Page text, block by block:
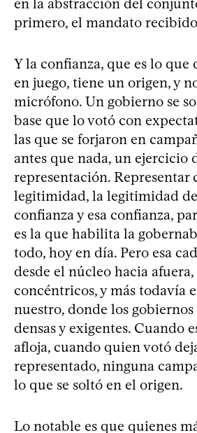
en la abstracción del
primero, el mandato
Y la confianza, que es lo que
en juego, tiene un origen, y
micrófono. Un gobierno se
base que lo votó con
las que se forjaron en
antes que nada, un ejercicio
representación. Representar
legitimidad, la legitimidad
confianza y esa confianza,
es la que habilita la
todo, hoy en día. Pero esa
desde el núcleo hacia
concéntricos, y más todavía
nuestro, donde los gobiernos
densas y exigentes. Cuando
afloja, cuando quien votó
representado, ninguna
lo que se soltó en el origen.
Lo notable es que quienes